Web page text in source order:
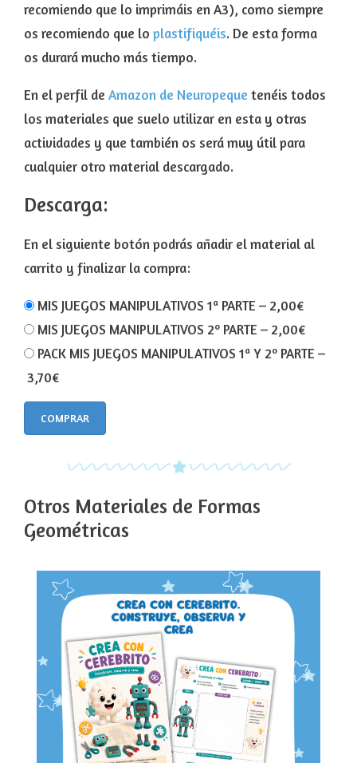
recomiendo que lo imprimáis en A3), como siempre
os recomiendo que lo plastifiquéis. De esta forma
os durará mucho más tiempo.
En el perfil de Amazon de Neuropeque tenéis todos
los materiales que suelo utilizar en esta y otras
actividades y que también os será muy útil para
cualquier otro material descargado.
Descarga:
En el siguiente botón podrás añadir el material al
carrito y finalizar la compra:
MIS JUEGOS MANIPULATIVOS 1ª PARTE – 2,00€
MIS JUEGOS MANIPULATIVOS 2º PARTE – 2,00€
PACK MIS JUEGOS MANIPULATIVOS 1ª Y 2º PARTE –
3,70€
COMPRAR
Otros Materiales de Formas
Geométricas